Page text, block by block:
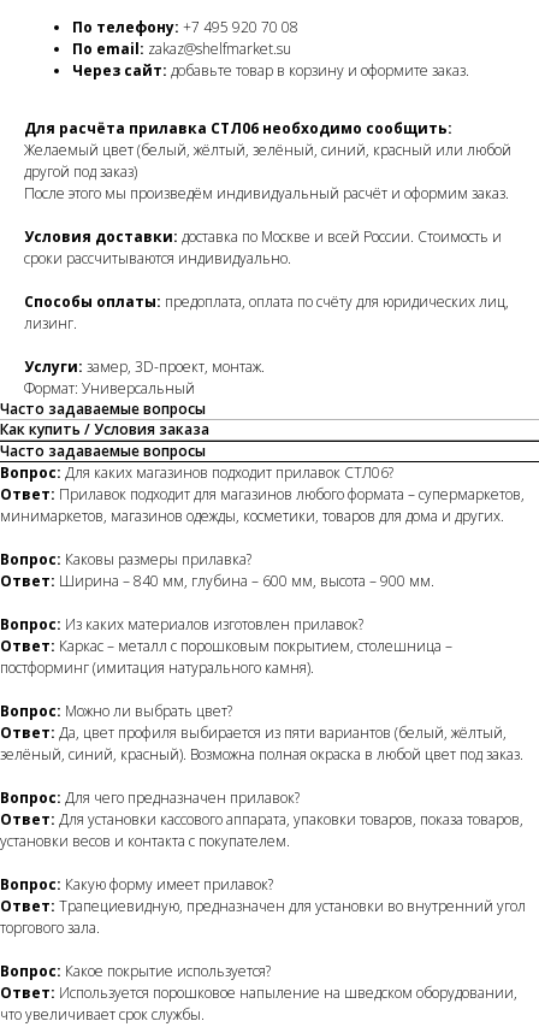
По телефону: +7 495 920 70 08
По email: zakaz@shelfmarket.su
Через сайт: добавьте товар в корзину и оформите заказ.
Для расчёта прилавка СТЛ06 необходимо сообщить:
Желаемый цвет (белый, жёлтый, зелёный, синий, красный или любой
другой под заказ)
После этого мы произведём индивидуальный расчёт и оформим заказ.
Условия доставки: доставка по Москве и всей России. Стоимость и
сроки рассчитываются индивидуально.
Способы оплаты: предоплата, оплата по счёту для юридических лиц,
лизинг.
Услуги: замер, 3D-проект, монтаж.
Формат: Универсальный
Часто задаваемые вопросы
Как купить / Условия заказа
Часто задаваемые вопросы
Вопрос: Для каких магазинов подходит прилавок СТЛ06?
Ответ: Прилавок подходит для магазинов любого формата – супермаркетов,
минимаркетов, магазинов одежды, косметики, товаров для дома и других.
Вопрос: Каковы размеры прилавка?
Ответ: Ширина – 840 мм, глубина – 600 мм, высота – 900 мм.
Вопрос: Из каких материалов изготовлен прилавок?
Ответ: Каркас – металл с порошковым покрытием, столешница –
постформинг (имитация натурального камня).
Вопрос: Можно ли выбрать цвет?
Ответ: Да, цвет профиля выбирается из пяти вариантов (белый, жёлтый,
зелёный, синий, красный). Возможна полная окраска в любой цвет под заказ.
Вопрос: Для чего предназначен прилавок?
Ответ: Для установки кассового аппарата, упаковки товаров, показа товаров,
установки весов и контакта с покупателем.
Вопрос: Какую форму имеет прилавок?
Ответ: Трапециевидную, предназначен для установки во внутренний угол
торгового зала.
Вопрос: Какое покрытие используется?
Ответ: Используется порошковое напыление на шведском оборудовании,
что увеличивает срок службы.